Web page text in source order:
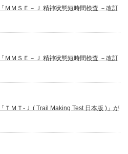
ＭＭＳＥ－Ｊ 精神状態短時間検査 －改訂
ＭＭＳＥ－Ｊ 精神状態短時間検査 －改訂
ＴＭＴ-Ｊ ( Trail Making Test 日本版 )」が